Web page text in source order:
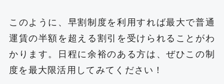
このように、早割制度を利用すれば最大で普通
運賃の半額を超える割引を受けられることがわ
かります。日程に余裕のある方は、ぜひこの制
度を最大限活用してみてください！